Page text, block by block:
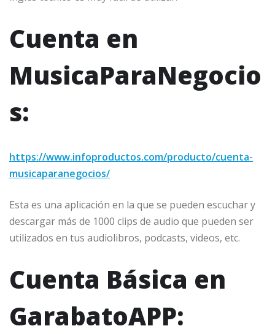
Cuenta en
MusicaParaNegocio
s:
https://www.infoproductos.com/producto/cuenta-
musicaparanegocios/
Esta es una aplicación en la que se pueden escuchar y
descargar más de 1000 clips de audio que pueden ser
utilizados en tus audiolibros, podcasts, videos, etc.
Cuenta Básica en
GarabatoAPP: